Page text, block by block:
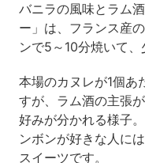
バニラの風味とラム
ー」は、フランス産
ンで5～10分焼いて、
本場のカヌレが1個あ
すが、ラム酒の主張
好みが分かれる様子
ンボンが好きな人に
スイーツです。